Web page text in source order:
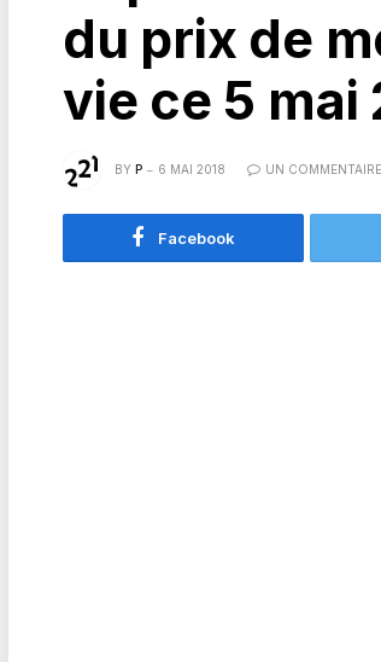
du prix de
vie ce 5 mai
BY P 6 MAI 2018 UN COMMENTAIRE
Facebook